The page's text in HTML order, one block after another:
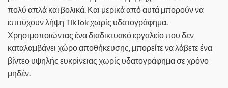
πολύ απλά και βολικά. Και μερικά από αυτά μπορούν να
επιτύχουν λήψη TikTok χωρίς υδατογράφημα.
Χρησιμοποιώντας ένα διαδικτυακό εργαλείο που δεν
καταλαμβάνει χώρο αποθήκευσης, μπορείτε να λάβετε ένα
βίντεο υψηλής ευκρίνειας χωρίς υδατογράφημα σε χρόνο
μηδέν.